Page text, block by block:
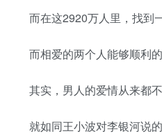
而在这2920万人里，找到一
而相爱的两个人能够顺利的
其实，男人的爱情从来都不
就如同王小波对李银河说的